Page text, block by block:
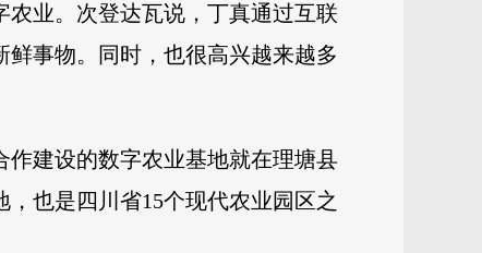
业。次登达瓦说，丁真通过互联
事物。同时，也很高兴越来越多
建设的数字农业基地就在理塘县
也是四川省15个现代农业园区之